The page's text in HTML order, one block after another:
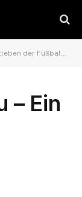
Fußballlegende
– Ein